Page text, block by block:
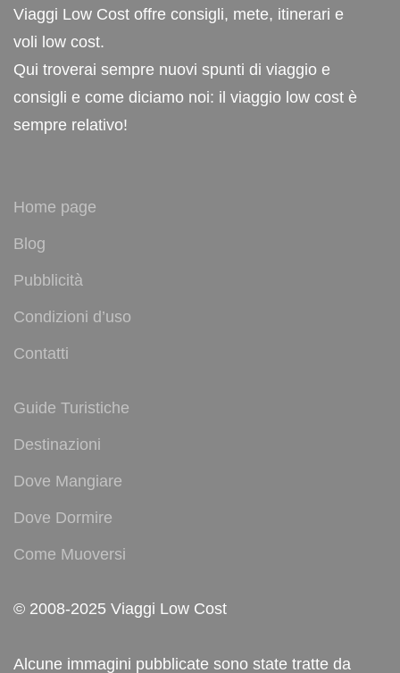
Viaggi Low Cost offre consigli, mete, itinerari e
voli low cost.
Qui troverai sempre nuovi spunti di viaggio e
consigli e come diciamo noi: il viaggio low cost è
sempre relativo!
Home page
Blog
Pubblicità
Condizioni d’uso
Contatti
Guide Turistiche
Destinazioni
Dove Mangiare
Dove Dormire
Come Muoversi
© 2008-2025 Viaggi Low Cost
Alcune immagini pubblicate sono state tratte da